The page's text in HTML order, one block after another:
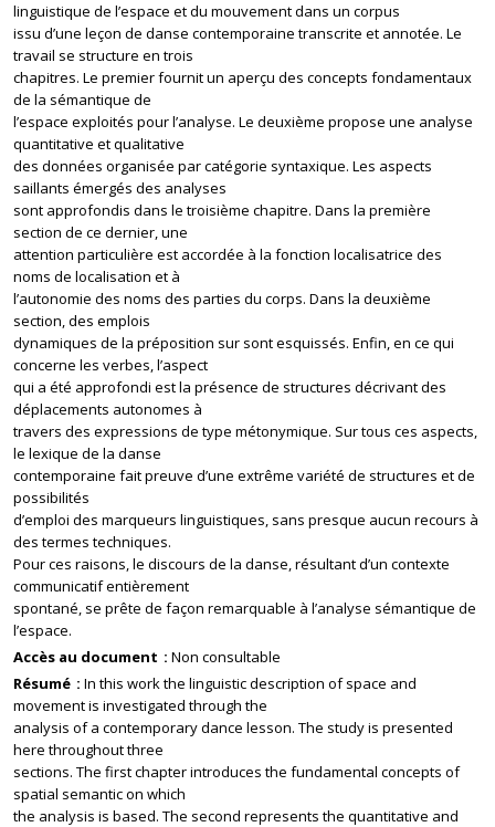
linguistique de l’espace et du mouvement dans un corpus
issu d’une leçon de danse contemporaine transcrite et annotée. Le
travail se structure en trois
chapitres. Le premier fournit un aperçu des concepts fondamentaux
de la sémantique de
l’espace exploités pour l’analyse. Le deuxième propose une analyse
quantitative et qualitative
des données organisée par catégorie syntaxique. Les aspects
saillants émergés des analyses
sont approfondis dans le troisième chapitre. Dans la première
section de ce dernier, une
attention particulière est accordée à la fonction localisatrice des
noms de localisation et à
l’autonomie des noms des parties du corps. Dans la deuxième
section, des emplois
dynamiques de la préposition sur sont esquissés. Enfin, en ce qui
concerne les verbes, l’aspect
qui a été approfondi est la présence de structures décrivant des
déplacements autonomes à
travers des expressions de type métonymique. Sur tous ces aspects,
le lexique de la danse
contemporaine fait preuve d’une extrême variété de structures et de
possibilités
d’emploi des marqueurs linguistiques, sans presque aucun recours à
des termes techniques.
Pour ces raisons, le discours de la danse, résultant d’un contexte
communicatif entièrement
spontané, se prête de façon remarquable à l’analyse sémantique de
l’espace.
Accès au document
Non consultable
Résumé
In this work the linguistic description of space and
movement is investigated through the
analysis of a contemporary dance lesson. The study is presented
here throughout three
sections. The first chapter introduces the fundamental concepts of
spatial semantic on which
the analysis is based. The second represents the quantitative and